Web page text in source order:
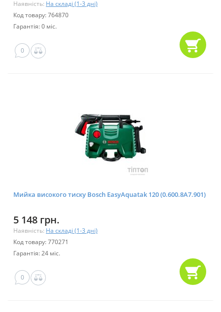
Наявність: На складі (1-3 дні)
Код товару: 764870
Гарантія: 0 міс.
0
Мийка високого тиску Bosch EasyAquatak 120 (0.600.8A7.901)
5 148 грн.
Наявність: На складі (1-3 дні)
Код товару: 770271
Гарантія: 24 міс.
0